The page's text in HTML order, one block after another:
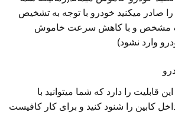
میکنید خودرو با توجه به تشخیص
مشخص و با کاهش سرعت خاموش
وارد نشود)
قابلیت را دارد که شما میتوانید با
کابین را شنود کنید و برای کار کافیست